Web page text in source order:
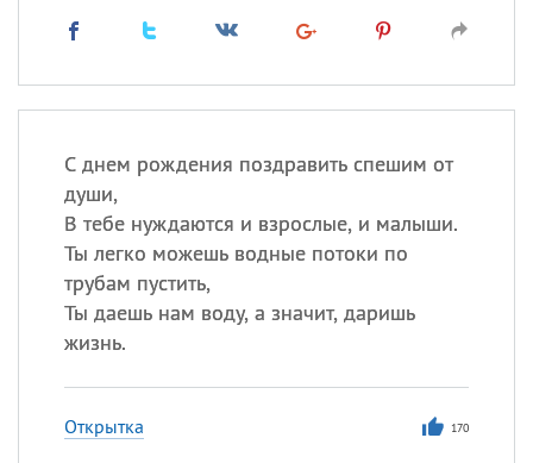
С днем рождения поздравить спешим от
души,
В тебе нуждаются и взрослые, и малыши.
Ты легко можешь водные потоки по
трубам пустить,
Ты даешь нам воду, а значит, даришь
жизнь.
Открытка 170